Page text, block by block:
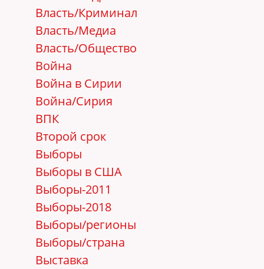
Власть/Криминал
Власть/Медиа
Власть/Общество
Война
Война в Сирии
Война/Сирия
ВПК
Второй срок
Выборы
Выборы в США
Выборы-2011
Выборы-2018
Выборы/регионы
Выборы/страна
Выставка